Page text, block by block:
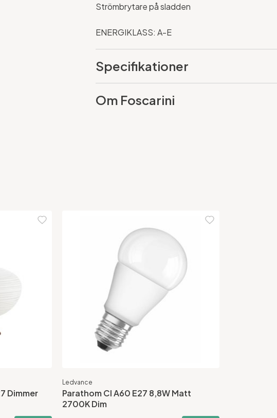
Strömbrytare på sladden
ENERGIKLASS: A-E
Specifikationer
Om Foscarini
Dimmer
Ledvance
Parathom Cl A60 E27 8,8W Matt
2700K Dim